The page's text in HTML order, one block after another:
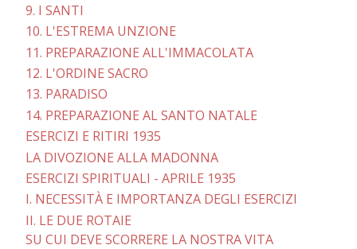
9. I SANTI
10. L'ESTREMA UNZIONE
11. PREPARAZIONE ALL'IMMACOLATA
12. L'ORDINE SACRO
13. PARADISO
14. PREPARAZIONE AL SANTO NATALE
ESERCIZI E RITIRI 1935
LA DIVOZIONE ALLA MADONNA
ESERCIZI SPIRITUALI - APRILE 1935
I. NECESSITÀ E IMPORTANZA DEGLI ESERCIZI
II. LE DUE ROTAIE
SU CUI DEVE SCORRERE LA NOSTRA VITA